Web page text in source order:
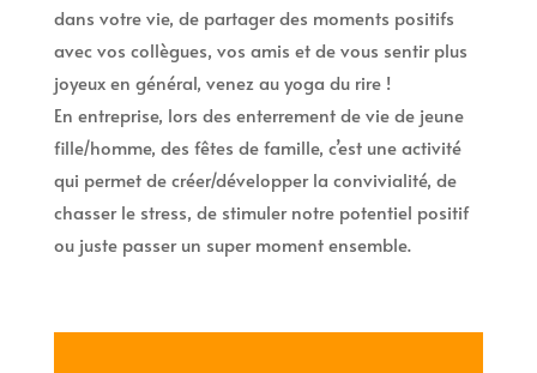
dans votre vie, de partager des moments positifs
avec vos collègues, vos amis et de vous sentir plus
joyeux en général, venez au yoga du rire !
En entreprise, lors des enterrement de vie de jeune
fille/homme, des fêtes de famille, c’est une activité
qui permet de créer/développer la convivialité, de
chasser le stress, de stimuler notre potentiel positif
ou juste passer un super moment ensemble.